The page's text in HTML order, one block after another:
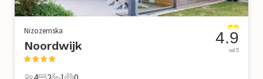
Nizozemska
Noordwijk 4.9
od 5